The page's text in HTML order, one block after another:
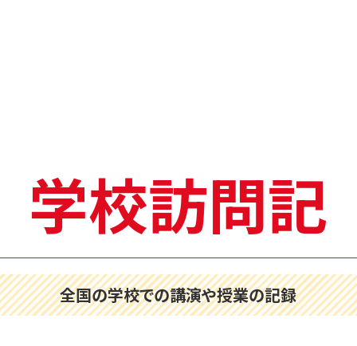
学校訪問記
全国の学校での講演や授業の記録